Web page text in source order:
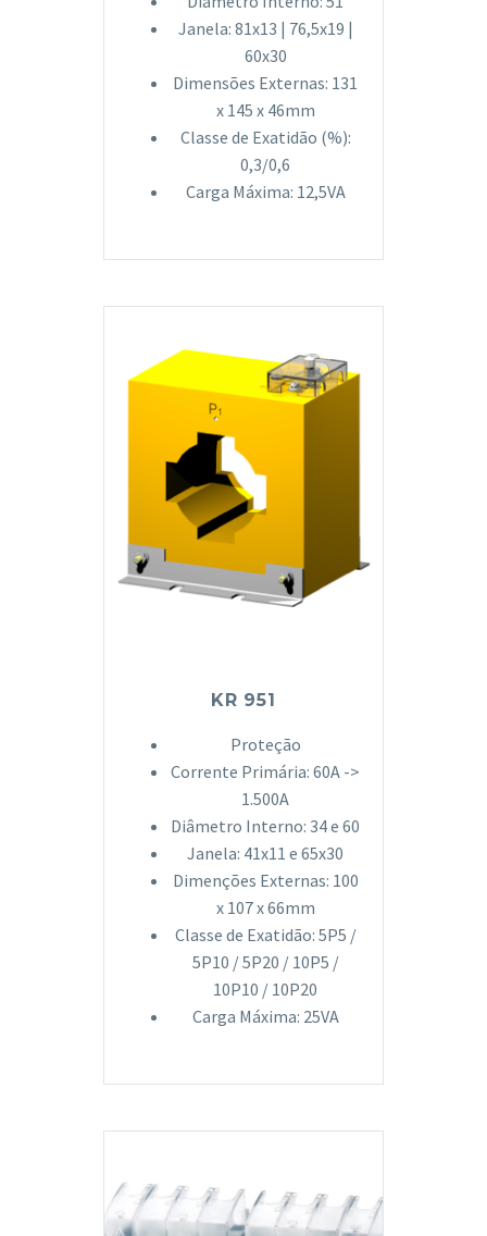
Janela: 81x13 | 76,5x19 |
60x30
Dimensões Externas: 131
x 145 x 46mm
Classe de Exatidão (%):
0,3/0,6
Carga Máxima: 12,5VA
KR 951
Proteção
Corrente Primária: 60A ->
1.500A
Diâmetro Interno: 34 e 60
Janela: 41x11 e 65x30
Dimenções Externas: 100
x 107 x 66mm
Classe de Exatidão: 5P5 /
5P10 / 5P20 / 10P5 /
10P10 / 10P20
Carga Máxima: 25VA